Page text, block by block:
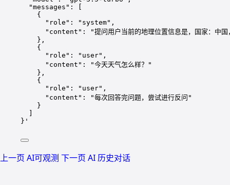
"messages": [
{
"role": "system",
"content": "提问用户当前的地理位置信息是，国家：中
},
{
"role": "user",
"content": "今天天气怎么样？"
},
{
"role": "user",
"content": "每次回答完问题，尝试进行反问"
}
]
}'
上一页 AI可观测 下一页 AI 历史对话